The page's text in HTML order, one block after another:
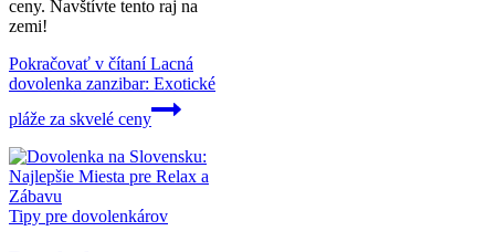
ceny. Navštívte tento raj na
zemi!
Pokračovať v čítaníLacná
dovolenka zanzibar: Exotické
pláže za skvelé ceny
Tipy pre dovolenkárov